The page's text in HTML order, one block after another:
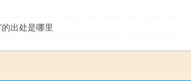
出处是哪里